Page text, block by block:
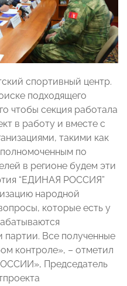
спортивный центр.
подходящего
чтобы секция работала
в работу и вместе с
такими как
по
в регионе будем эти
“ЕДИНАЯ РОССИЯ”
народной
которые есть у
Все полученные
контроле», – отметил
Председатель